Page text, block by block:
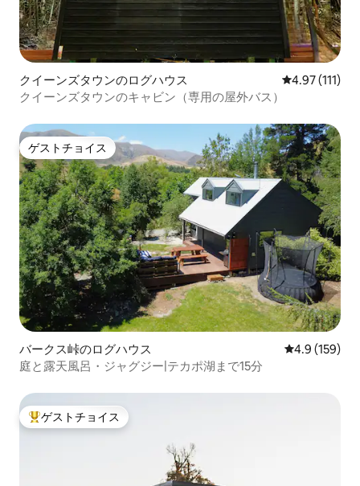
クイーンズタウンのログハウス レビュー111
4.97 (111)
クイーンズタウンのキャビン（専用の屋外バス）
ゲストチョイス
ゲストチョイス
バークス峠のログハウス レビュー159
4.9 (159)
庭と露天風呂・ジャグジー|テカポ湖まで15分
大好評のゲストチョイスです。
ゲストチョイス